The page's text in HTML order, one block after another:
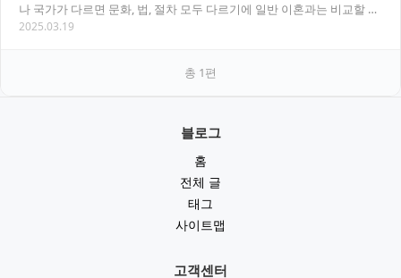
나 국가가 다르면 문화, 법, 절차 모두 다르기에 일반 이혼과는 비교할 수
없는 복잡함이 따릅니다. 이번 글에서는…
2025.03.19
총 1편
블로그
홈
전체 글
태그
사이트맵
고객센터